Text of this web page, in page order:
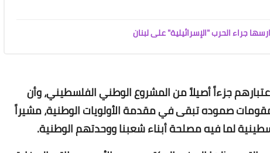
جراء الحرب "الإسرائيلية" على لبنان
جزءاً أصيلاً من المشروع الوطني الفلسطيني، وأن
صموده تبقى في مقدمة الأولويات الوطنية، مشيراً
لما فيه مصلحة أبناء شعبنا ووحدتهم الوطنية.
Www.albuss.net